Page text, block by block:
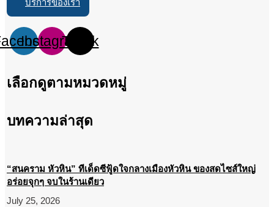
บริการของเรา
InstagramTiktok
เลือกดูตามหมวดหมู่
บทความล่าสุด
“สนคราม หัวหิน” ทีเด็ดซีฟู้ดใจกลางเมืองหัวหิน ของสดไซส์ใหญ่
อร่อยจุกๆ จบในร้านเดียว
July 25, 2026